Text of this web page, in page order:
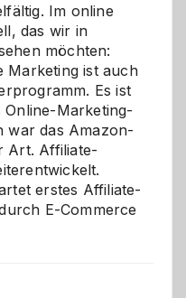
Im online
das wir in
möchten:
Marketing ist auch
Es ist
Marketing-
war das Amazon-
Art. Affiliate-
erstes Affiliate-
E-Commerce